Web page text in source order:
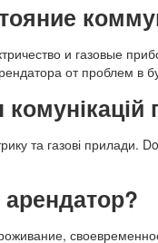
и газовые
от проблем в
та газові прилади.